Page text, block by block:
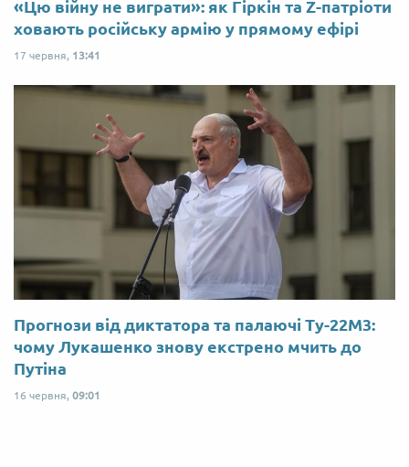
«Цю війну не виграти»: як Гіркін та Z-патріоти
ховають російську армію у прямому ефірі
17 червня, 13:41
Прогнози від диктатора та палаючі Ту-22М3:
чому Лукашенко знову екстрено мчить до
Путіна
16 червня, 09:01